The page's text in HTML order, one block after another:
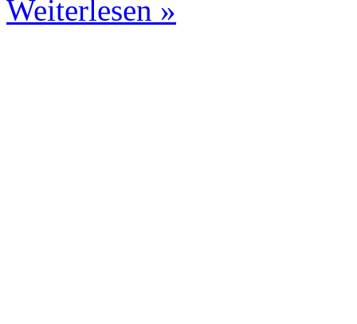
Weiterlesen »